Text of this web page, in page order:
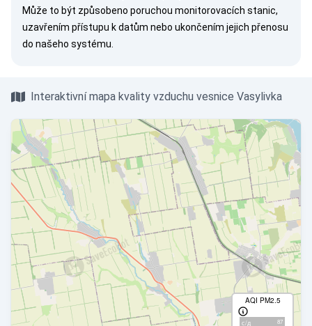
Může to být způsobeno poruchou monitorovacích stanic,
uzavřením přístupu k datům nebo ukončením jejich přenosu
do našeho systému.
Interaktivní mapa kvality vzduchu vesnice Vasylivka
AQI PM2.5
с/д 87